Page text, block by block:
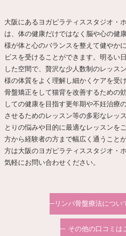
大阪にあるヨガピラティススタジオ・
は、体の健康だけではなく脳や心の健
様が体と心のバランスを整えて健やか
ビスを受けることができます。明るい
した空間で、贅沢な少人数制のレッス
様の体質をよく理解し細かくケアを受
骨盤矯正をして猫背を改善するための
しての健康を目指す更年期や不妊治療
させるためのレッスン等の多彩なレッ
とりの悩みや目的に最適なレッスンを
方から経験者の方まで幅広く通うこと
方は大阪のヨガピラティススタジオ・
気軽にお問い合わせください。
リンパ骨盤療法につい
その他の口コミは